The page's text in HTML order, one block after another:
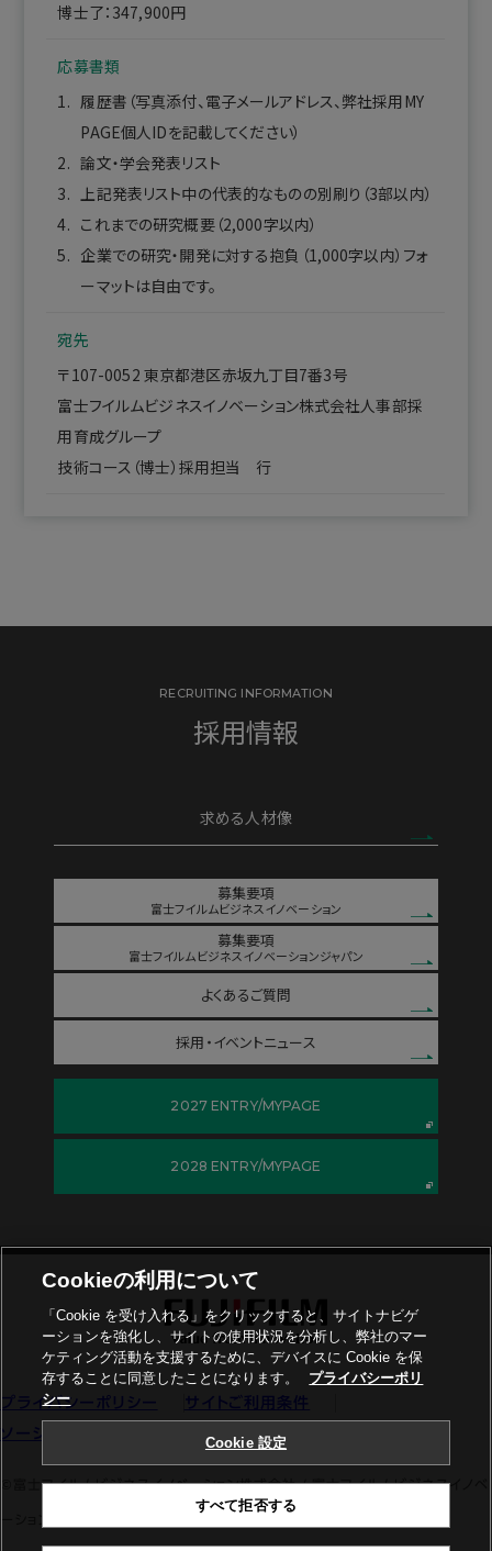
博士了：347,900円
応募書類
履歴書（写真添付、電子メールアドレス、弊社採用MY
PAGE個人IDを記載してください）
論文・学会発表リスト
上記発表リスト中の代表的なものの別刷り（3部以内）
これまでの研究概要（2,000字以内）
企業での研究・開発に対する抱負（1,000字以内）フォ
ーマットは自由です。
宛先
〒107-0052 東京都港区赤坂九丁目7番3号
富士フイルムビジネスイノベーション株式会社人事部採
用育成グループ
技術コース（博士）採用担当 行
RECRUITING INFORMATION
採用情報
求める人材像
募集要項
富士フイルムビジネスイノベーション
募集要項
富士フイルムビジネスイノベーションジャパン
よくあるご質問
採用・イベントニュース
2027 ENTRY/MYPAGE
2028 ENTRY/MYPAGE
フッター
プライバシーポリシー
サイトご利用条件
ソーシャルメディア
Cookie設定
©富士フイルムビジネスイノベーション株式会社 / 富士フイルムビジネスイノベ
Cookieの利用について
「Cookie を受け入れる」をクリックすると、サイトナビゲ
ーションを強化し、サイトの使用状況を分析し、弊社のマー
ケティング活動を支援するために、デバイスに Cookie を保
存することに同意したことになります。
プライバシーポリ
シー
Cookie 設定
すべて拒否する